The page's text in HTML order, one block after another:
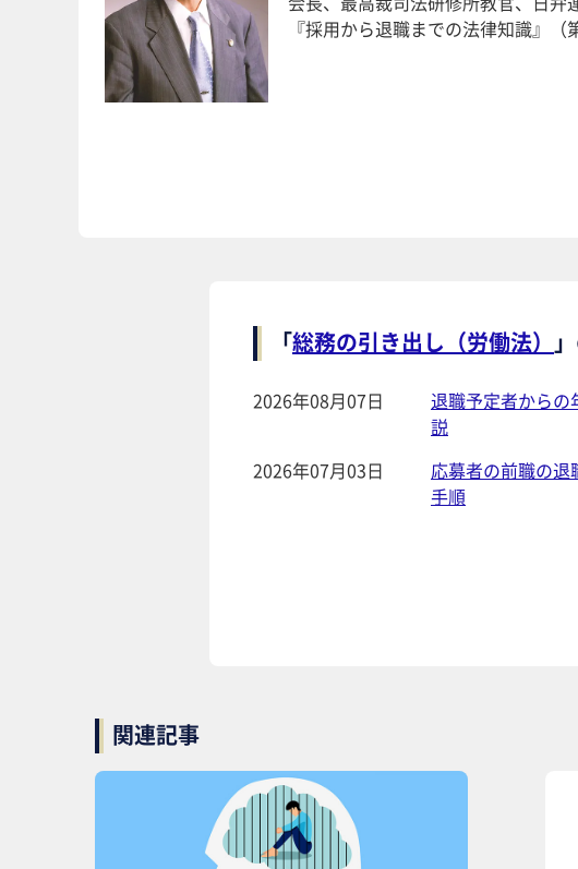
『採用から退職までの法律知識』（
「総務の引き出し（労働法）
2026年08月07日
退職予定者から
説
2026年07月03日
応募者の前職の
手順
関連記事